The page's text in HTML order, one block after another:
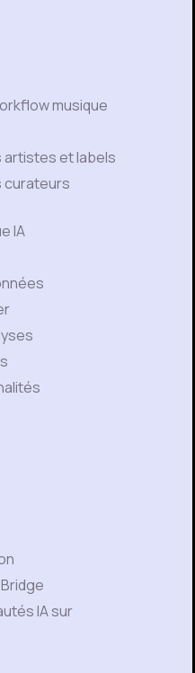
musique
artistes et labels
curateurs
IA
IA sur